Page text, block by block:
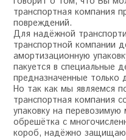
транспортная компания
повреждений.
Для надёжной
транспортной компании
амортизационную
пакуется в специальные
предназначенные
Но так как мы являемся
транспортная компания
упаковку на
обрешётка с
короб, надёжно